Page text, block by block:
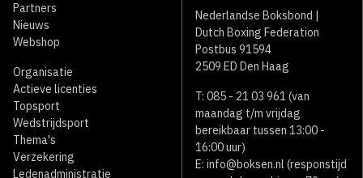
Partners
Nieuws
Webshop
Organisatie
Actieve licenties
Topsport
Wedstrijdsport
Thema's
Verzekering
Ledenadministratie
Nederlandse Boksbond |
Dutch Boxing Federation
Postbus 91594
2509 ED Den Haag
T: 085 - 21 03 961 (van
maandag t/m vrijdag
bereikbaar tussen 13:00 -
16:00 uur)
E: info@boksen.nl (responstijd